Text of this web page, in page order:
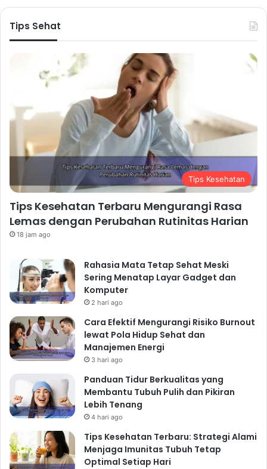
Tips Sehat
Tips Kesehatan
Tips Kesehatan Terbaru Mengurangi Rasa
Lemas dengan Perubahan Rutinitas Harian
18 jam ago
Rahasia Mata Tetap Sehat Meski
Sering Menatap Layar Gadget dan
Komputer
2 hari ago
Cara Efektif Mengurangi Risiko Burnout
lewat Pola Hidup Sehat dan
Manajemen Energi
3 hari ago
Panduan Tidur Berkualitas yang
Membantu Tubuh Pulih dan Pikiran
Lebih Tenang
4 hari ago
Tips Kesehatan Terbaru: Strategi Alami
Menjaga Imunitas Tubuh Tetap
Optimal Setiap Hari